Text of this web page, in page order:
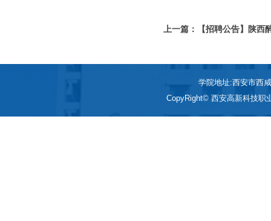
上一篇：【招聘公告】陕西
学院地址:西安市西
CopyRight© 西安高新科技职